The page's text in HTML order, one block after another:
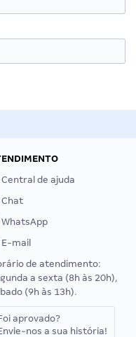
Central de ajuda
Chat
WhatsApp
E-mail
de atendimento:
a sexta (8h às 20h),
(9h às 13h).
aprovado?
nos a sua história!